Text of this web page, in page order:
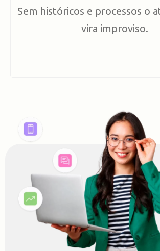
Sem históricos e processos o
vira improviso.